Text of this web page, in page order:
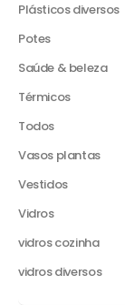
Plásticos diversos
Potes
Saúde & beleza
Térmicos
Todos
Vasos plantas
Vestidos
Vidros
vidros cozinha
vidros diversos